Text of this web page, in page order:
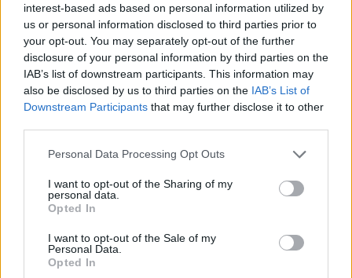
interest-based ads based on personal information utilized by
us or personal information disclosed to third parties prior to
your opt-out. You may separately opt-out of the further
disclosure of your personal information by third parties on the
IAB’s list of downstream participants. This information may
also be disclosed by us to third parties on the IAB’s List of
Downstream Participants that may further disclose it to other
Personal Data Processing Opt Outs
I want to opt-out of the Sharing of my
personal data.
Opted In
I want to opt-out of the Sale of my
Personal Data.
Opted In
Palabras extra:
T
U
S
V
O
S
T
O
S
S
O
S
S
O
T O
BUSCAR MÁS